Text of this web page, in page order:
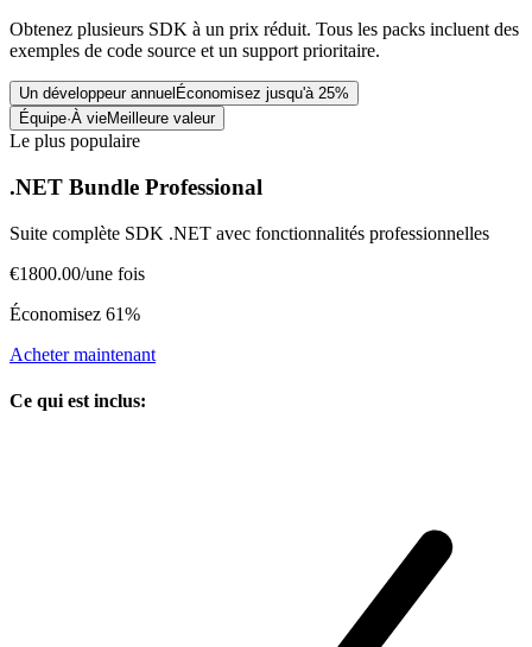
Obtenez plusieurs SDK à un prix réduit. Tous les packs incluent des
exemples de code source et un support prioritaire.
Un développeur annuel Économisez jusqu'à 25%
Équipe·À vieMeilleure valeur
Le plus populaire
.NET Bundle Professional
Suite complète SDK .NET avec fonctionnalités professionnelles
€1800.00/une fois
Économisez 61%
Acheter maintenant
Ce qui est inclus: